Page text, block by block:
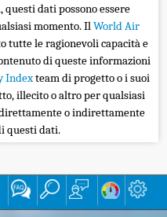
dati possono essere
momento. IlWorld Air
tutte le ragionevoli capacità e
di queste informazioni
Indexteam di progetto o i suoi
illecito o altro per qualsiasi
o indirettamente
questi dati.